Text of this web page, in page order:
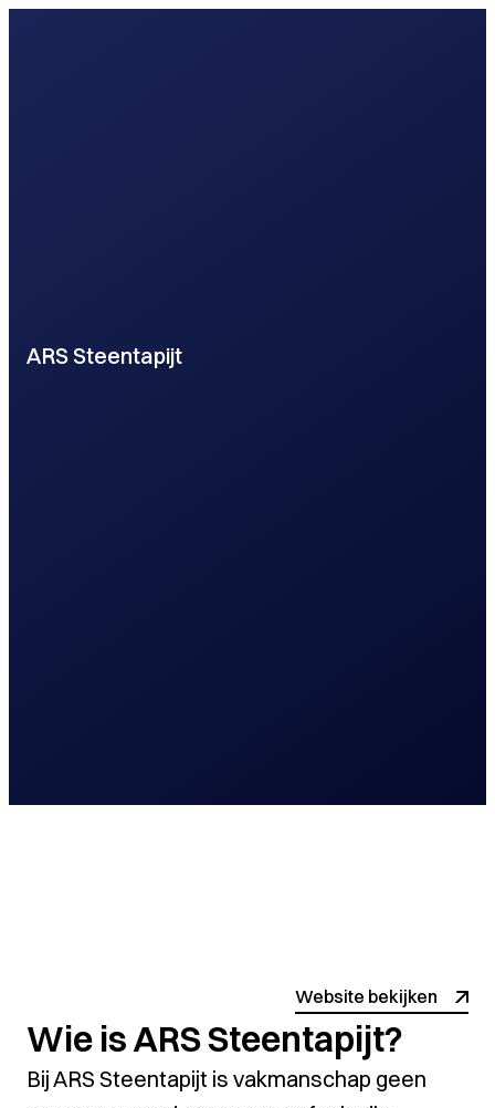
ARS Steentapijt
Website bekijken
Wie is ARS Steentapijt?
Bij ARS Steentapijt is vakmanschap geen